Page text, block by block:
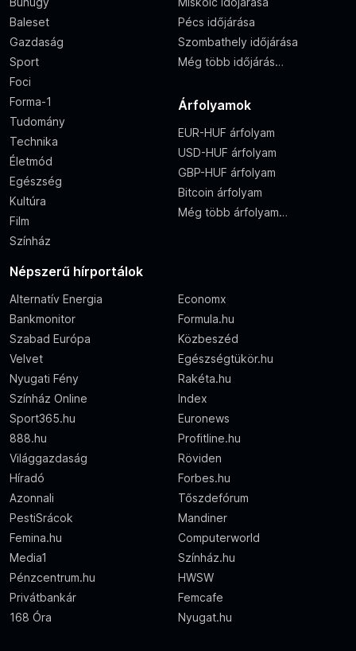
Baleset
Gazdaság
Sport
Foci
Forma-1
Tudomány
Technika
Életmód
Egészség
Kultúra
Film
Színház
Pécs időjárása
Szombathely időjárása
Még több időjárás…
Árfolyamok
EUR-HUF árfolyam
USD-HUF árfolyam
GBP-HUF árfolyam
Bitcoin árfolyam
Még több árfolyam…
Népszerű hírportálok
Alternatív Energia
Economx
Bankmonitor
Formula.hu
Szabad Európa
Közbeszéd
Velvet
Egészségtükör.hu
Nyugati Fény
Rakéta.hu
Színház Online
Index
Sport365.hu
Euronews
888.hu
Profitline.hu
Világgazdaság
Röviden
Híradó
Forbes.hu
Azonnali
Tőszdefórum
PestiSrácok
Mandiner
Femina.hu
Computerworld
Media1
Színház.hu
Pénzcentrum.hu
HWSW
Privátbankár
Femcafe
168 Óra
Nyugat.hu